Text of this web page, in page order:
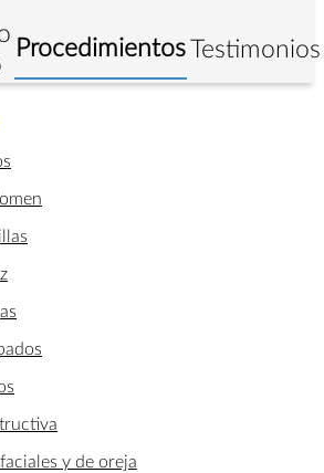
ProcedimientosTestimonios
y de oreja